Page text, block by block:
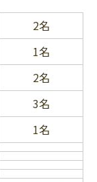
2名
1名
2名
3名
1名